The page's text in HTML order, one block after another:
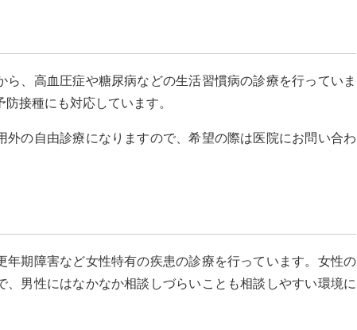
ら、高血圧症や糖尿病などの生活習慣病の診療を行っていま
接種にも対応しています。
の自由診療になりますので、希望の際は医院にお問い合わ
年期障害など女性特有の疾患の診療を行っています。女性の
、男性にはなかなか相談しづらいことも相談しやすい環境に